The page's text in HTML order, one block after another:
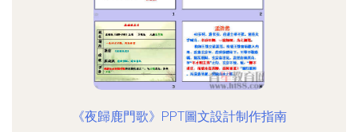
《夜歸鹿門歌》PPT圖文設計制作指南